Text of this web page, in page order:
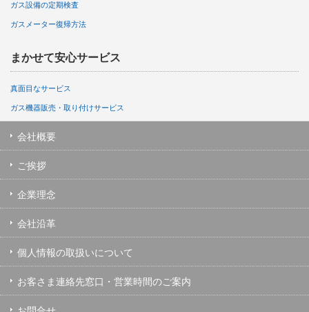
ガス設備の定期検査
ガスメーター復帰方法
まかせて安心サービス
真面目なサービス
ガス機器販売・取り付けサービス
会社概要
ご挨拶
企業理念
会社沿革
個人情報の取扱いについて
お客さま連絡先窓口・営業時間のご案内